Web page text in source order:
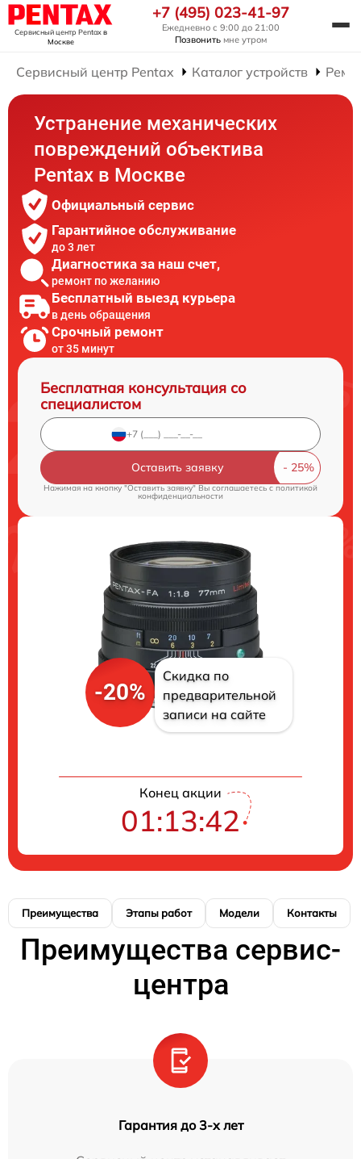
Сервисный центр Pentaxв
Москве
+7 (495) 023-41-97
Ежедневно с 9:00 до 21:00
Позвонить мне утром
Сервисный центр Pentax Каталог устройств
Устранение механических
повреждений объектива
Pentax в Москве
Официальный сервис
Гарантийное обслуживание
до 3 лет
Диагностика за наш счет,
ремонт по желанию
Бесплатный выезд курьера
в день обращения
Срочный ремонт
от 35 минут
Бесплатная консультация со
специалистом
Оставить заявку
Нажимая на кнопку "Оставить заявку" Вы соглашаетесь cполитикой
конфиденциальности
-20%
Скидка по
предварительной
записи на сайте
Конец акции
01:13:42
Преимущества Этапы работ Модели Контакты
Преимущества сервис-
центра
Гарантия до 3-х лет